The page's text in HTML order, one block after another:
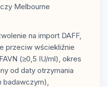
Melbourne
na import DAFF,
przeciw wściekliźnie
(≥0,5 IU/ml), okres
od daty otrzymania
badawczym),